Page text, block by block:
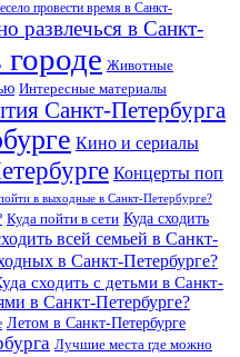
провести время в Санкт-
развлечься в Санкт-
Животные
Интересные материалы
Санкт-Петербурга
Кино и сериалы
Концерты поп
в выходные в Санкт-Петербурге?
Куда пойти в сети Куда сходить
всей семьей в Санкт-
в Санкт-Петербурге?
сходить с детьми в Санкт-
в Санкт-Петербурге?
Летом в Санкт-Петербурге
Лучшие места где можно